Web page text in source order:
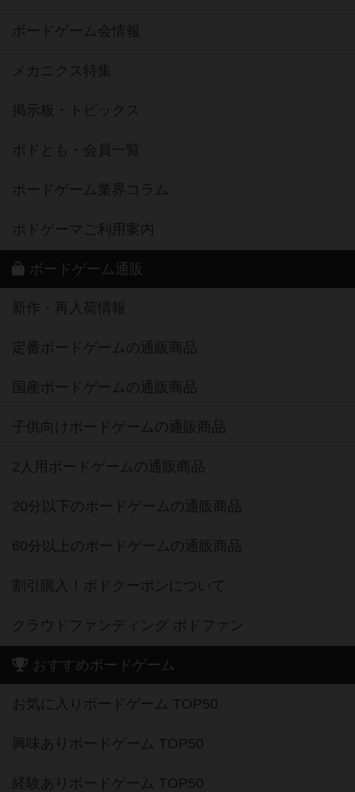
ボードゲーム会情報
メカニクス特集
掲示板・トピックス
ボドとも・会員一覧
ボードゲーム業界コラム
ボドゲーマご利用案内
ボードゲーム通販
新作・再入荷情報
定番ボードゲームの通販商品
国産ボードゲームの通販商品
子供向けボードゲームの通販商品
2人用ボードゲームの通販商品
20分以下のボードゲームの通販商品
60分以上のボードゲームの通販商品
割引購入！ボドクーポンについて
クラウドファンディング ボドファン
おすすめボードゲーム
お気に入りボードゲーム TOP50
興味ありボードゲーム TOP50
経験ありボードゲーム TOP50